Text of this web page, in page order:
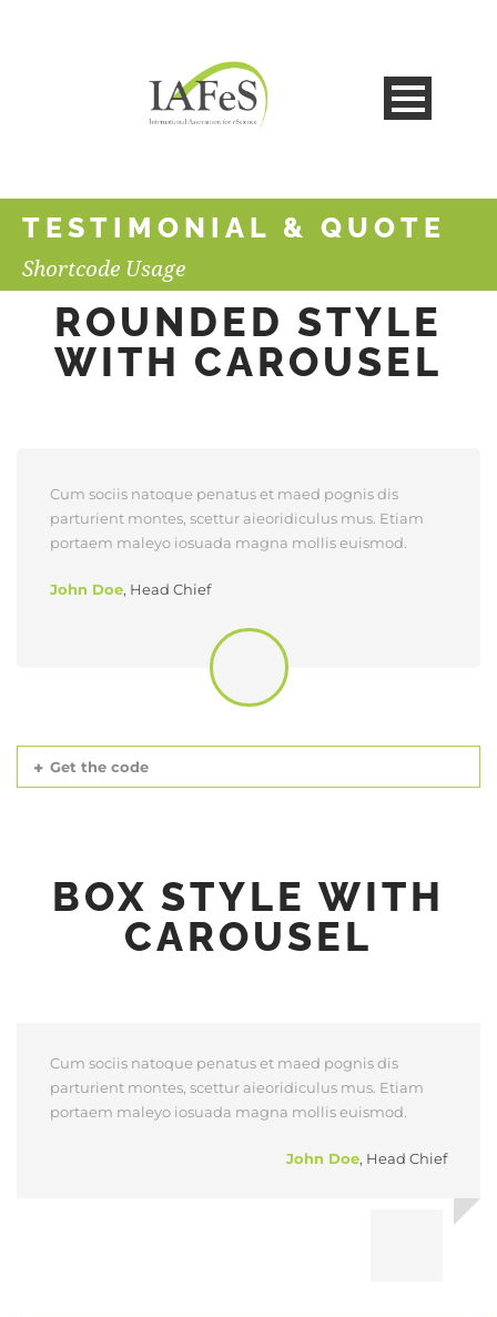
TESTIMONIAL & QUOTE
Shortcode Usage
ROUNDED STYLE
WITH CAROUSEL
Cum sociis natoque penatus et maed pognis dis
parturient montes, scettur aieoridiculus mus. Etiam
portaem maleyo iosuada magna mollis euismod.
John Doe, Head Chief
Get the code
BOX STYLE WITH
CAROUSEL
Cum sociis natoque penatus et maed pognis dis
parturient montes, scettur aieoridiculus mus. Etiam
portaem maleyo iosuada magna mollis euismod.
John Doe, Head Chief